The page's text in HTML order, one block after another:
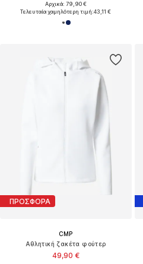
Αρχικά: 79,90 €
Τελευταία χαμηλότερη τιμή:43,11 €
ΠΡΟΣΦΟΡΑ
CMP
Αθλητική ζακέτα φούτερ
49,90 €